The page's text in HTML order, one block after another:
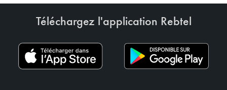
Téléchargez l'application Rebtel